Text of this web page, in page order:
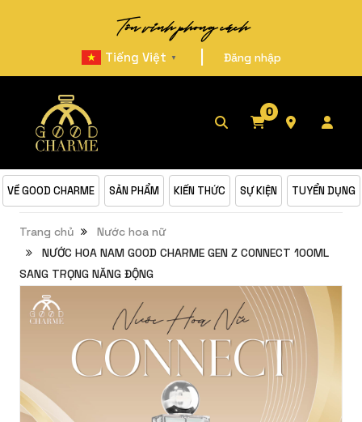
Tôn vinh phong cách
Tiếng Việt ▼ | Đăng nhập
0
VỀ GOOD CHARME SẢN PHẨM KIẾN THỨC SỰ KIỆN TUYỂN DỤNG
Trang chủ
Nước hoa nữ
NƯỚC HOA NAM GOOD CHARME GEN Z CONNECT 100ML
SANG TRỌNG NĂNG ĐỘNG